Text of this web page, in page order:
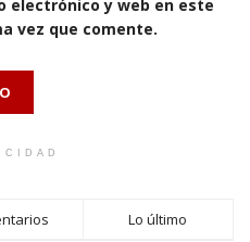
electrónico y web en este
vez que comente.
Lo último